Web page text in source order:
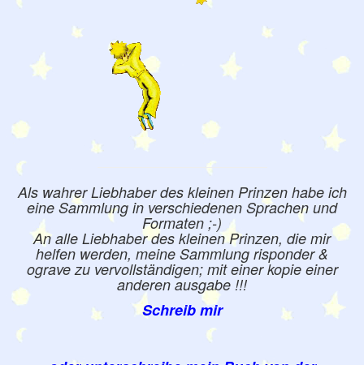
Als wahrer Liebhaber des kleinen Prinzen habe ich
eine Sammlung in verschiedenen Sprachen und
Formaten ;-)
An alle Liebhaber des kleinen Prinzen, die mir
helfen werden, meine Sammlung risponder &
ograve zu vervollständigen; mit einer kopie einer
anderen ausgabe !!!
Schreib mir